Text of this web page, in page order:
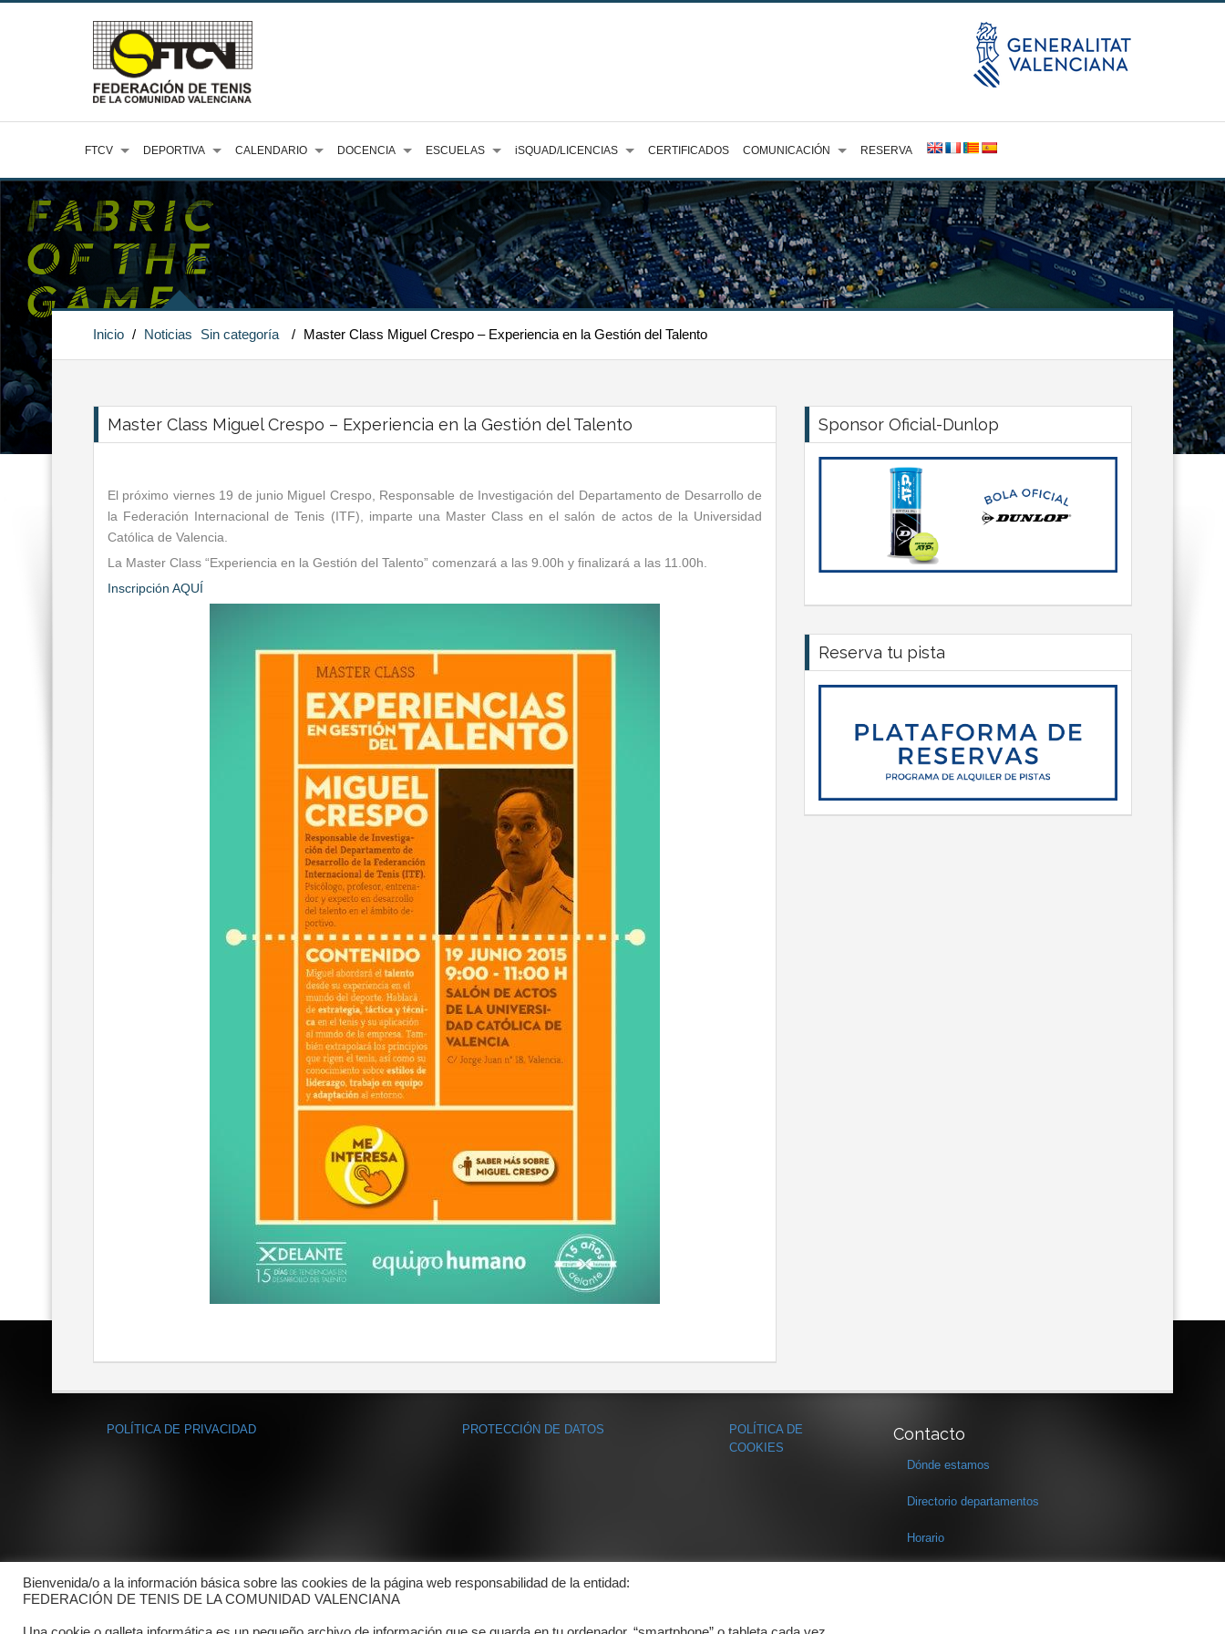
FTCV DEPORTIVA CALENDARIO DOCENCIA ESCUELAS iSQUAD/LICENCIAS CERTIFICADOS COMUNICACIÓN RESERVA
Inicio / Noticias Sin categoría / Master Class Miguel Crespo – Experiencia en la Gestión del Talento
Master Class Miguel Crespo – Experiencia en la Gestión del Talento
El próximo viernes 19 de junio Miguel Crespo, Responsable de Investigación del Departamento de Desarrollo de
la Federación Internacional de Tenis (ITF), imparte una Master Class en el salón de actos de la Universidad
Católica de Valencia.
La Master Class “Experiencia en la Gestión del Talento” comenzará a las 9.00h y finalizará a las 11.00h.
Inscripción AQUÍ
Sponsor Oficial-Dunlop
Reserva tu pista
POLÍTICA DE PRIVACIDAD PROTECCIÓN DE DATOS
POLÍTICA DE
COOKIES
Contacto
Dónde estamos
Directorio departamentos
Horario
Bienvenida/o a la información básica sobre las cookies de la página web responsabilidad de la entidad:
FEDERACIÓN DE TENIS DE LA COMUNIDAD VALENCIANA